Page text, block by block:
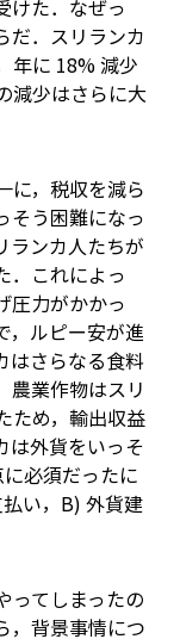
けた．なぜっ
だ．スリランカ
年に 18% 減少
減少はさらに大
に，税収を減ら
そう困難になっ
ランカ人たちが
．これによっ
圧力がかかっ
，ルピー安が進
はさらなる食料
農業作物はスリ
ため，輸出収益
は外貨をいっそ
必須だったに
払い，B) 外貨建
ってしまったの
，背景事情につ